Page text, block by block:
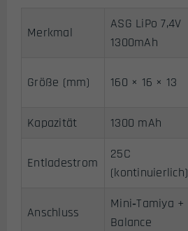
Merkmal
ASG LiPo 7,4V
1300mAh
Größe (mm) 160 × 16 × 13
Kapazität
1300 mAh
Entladestrom
25C
(kontinuierlich)
Anschluss
Mini‑Tamiya +
Balance